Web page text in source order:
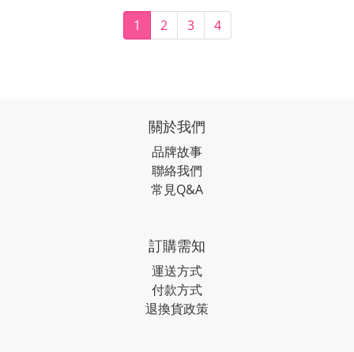
1 2 3 4
關於我們
品牌故事
聯絡我們
常見Q&A
訂購需知
運送方式
付款方式
退換貨政策